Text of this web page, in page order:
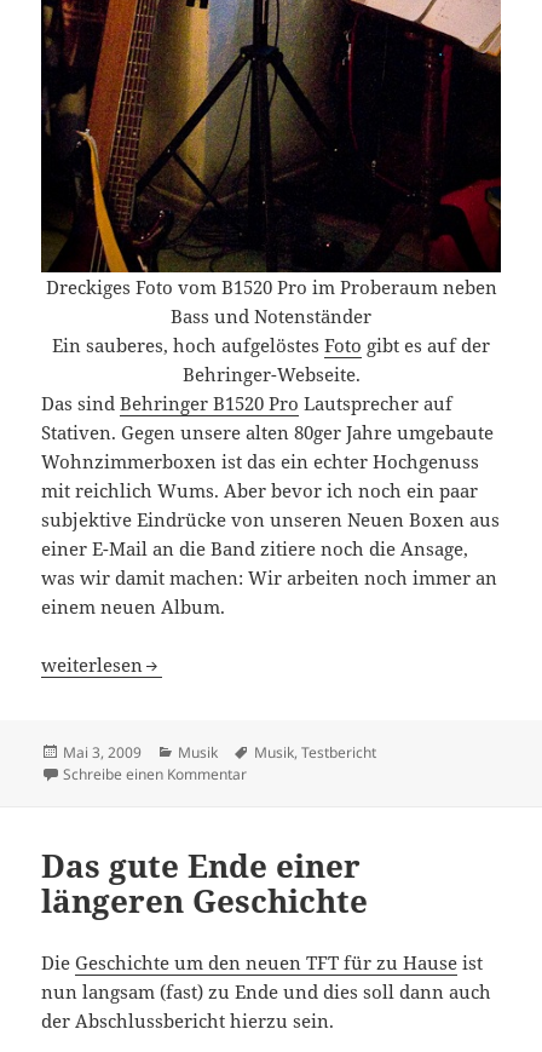
Dreckiges Foto vom B1520 Pro im Proberaum neben
Bass und Notenständer
Ein sauberes, hoch aufgelöstes Foto gibt es auf der
Behringer-Webseite.
Das sindBehringer B1520 Pro Lautsprecher auf
Stativen. Gegen unsere alten 80ger Jahre umgebaute
Wohnzimmerboxen ist das ein echter Hochgenuss
mit reichlich Wums. Aber bevor ich noch ein paar
subjektive Eindrücke von unseren Neuen Boxen aus
einer E-Mail an die Band zitiere noch die Ansage,
was wir damit machen: Wir arbeiten noch immer an
einem neuen Album.
Neue Boxen für den Probenraum und weiter neues
weiterlesen
Veröffentlicht
am
Mai 3, 2009 Kategorien
Musik Schlagwörter
Musik,Testbericht
Schreibe einen Kommentarzu Neue Boxen für den Probenraum und
Das gute Ende einer
längeren Geschichte
DieGeschichte um den neuen TFT für zu Hause ist
nun langsam (fast) zu Ende und dies soll dann auch
der Abschlussbericht hierzu sein.